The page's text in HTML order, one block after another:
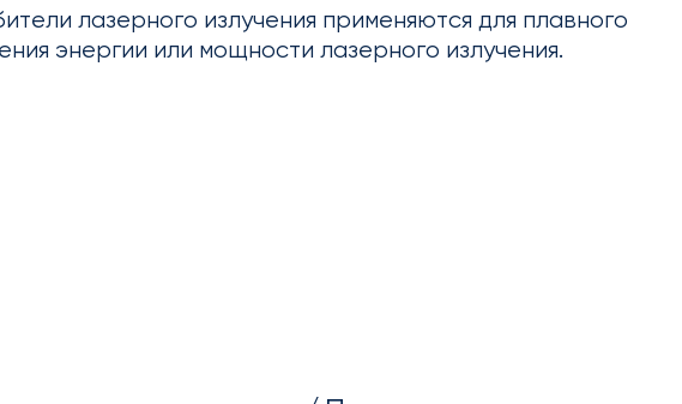
лазерного излучения применяются для плавного
энергии или мощности лазерного излучения.